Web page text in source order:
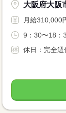
大阪府大阪
月給310,000
9：30〜18：
休日：完全